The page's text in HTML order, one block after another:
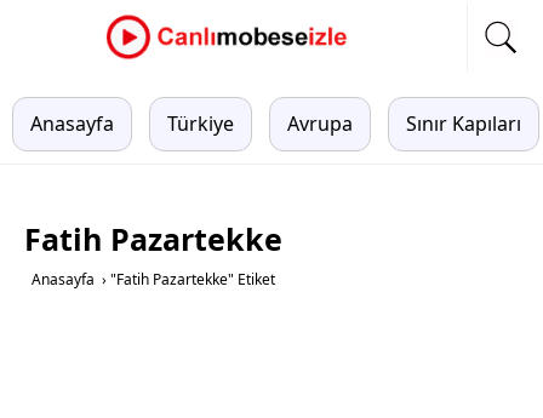
Anasayfa Türkiye Avrupa Sınır Kapıları
Fatih Pazartekke
Anasayfa › "Fatih Pazartekke" Etiket